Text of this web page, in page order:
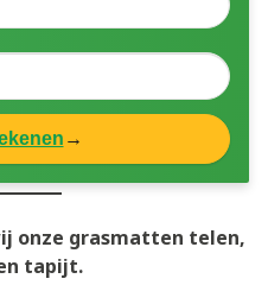
→
onze grasmatten telen,
tapijt.